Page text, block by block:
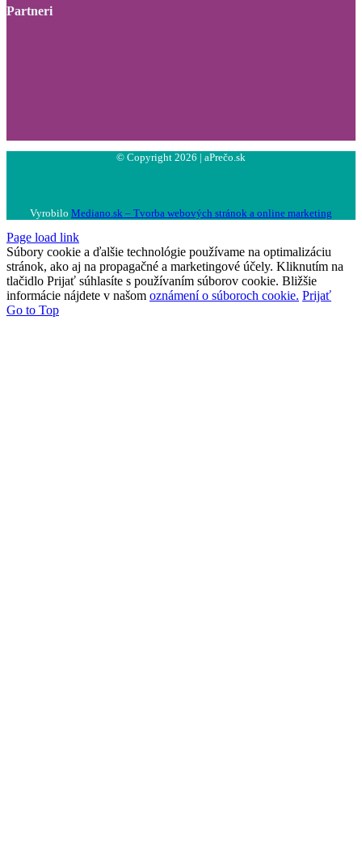
Partneri
© Copyright 2026 | aPrečo.sk
Vyrobilo Mediano.sk – Tvorba webových stránok a online marketing
Page load link
Súbory cookie a ďalšie technológie používame na optimalizáciu
stránok, ako aj na propagačné a marketingové účely. Kliknutím na
tlačidlo Prijať súhlasíte s používaním súborov cookie. Bližšie
informácie nájdete v našom oznámení o súboroch cookie. Prijať
Go to Top